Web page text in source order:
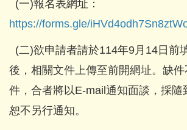
(一)報名表網址：
https://forms.gle/
(二)欲申請者請於114年9月14日前
後，相關文件上傳至前開網址。缺
件，合者將以E-mail通知面談，採隨
恕不另行通知。